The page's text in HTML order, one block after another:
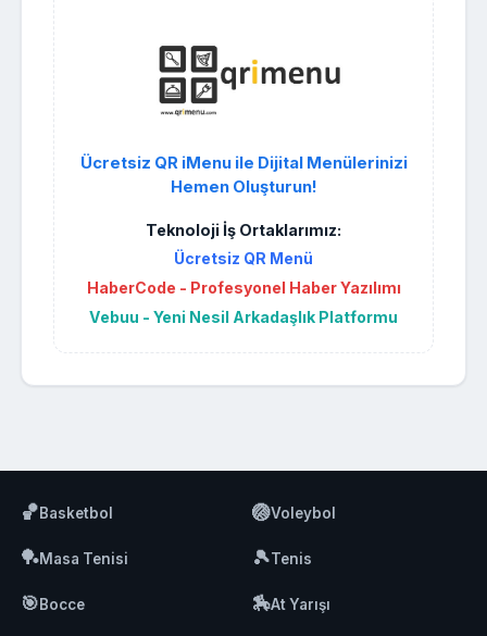
Ücretsiz QR iMenu ile Dijital Menülerinizi
Hemen Oluşturun!
Teknoloji İş Ortaklarımız:
Ücretsiz QR Menü
HaberCode - Profesyonel Haber Yazılımı
Vebuu - Yeni Nesil Arkadaşlık Platformu
🏀Basketbol 🏐Voleybol
🏓Masa Tenisi 🎾Tenis
🎯Bocce 🏇At Yarışı